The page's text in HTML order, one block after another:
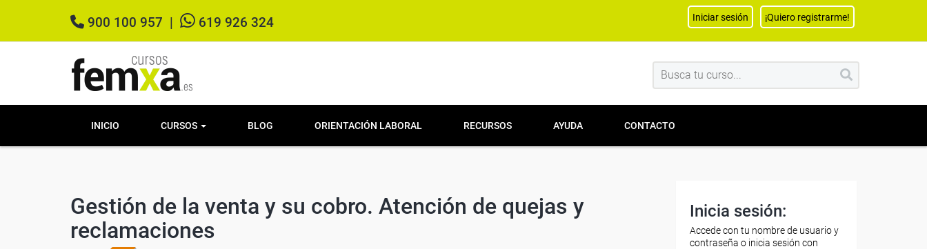
900 100 957 619 926 324 Iniciar sesión ¡Quiero registrarme!
INICIO CURSOS BLOG ORIENTACIÓN LABORAL RECURSOS AYUDA CONTACTO
Gestión de la venta y su cobro. Atención de quejas y
reclamaciones
Inicia sesión:
Accede con tu nombre de usuario y
contraseña o inicia sesión con